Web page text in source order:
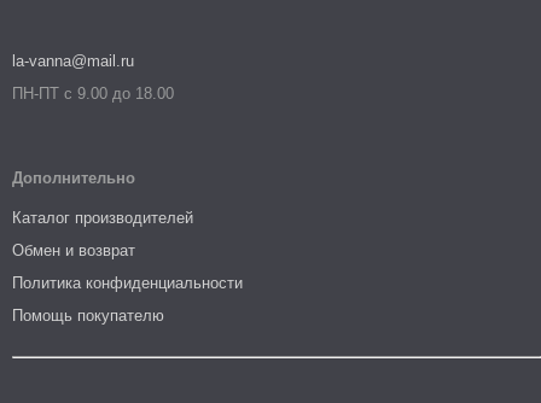
la-vanna@mail.ru
ПН-ПТ с 9.00 до 18.00
Дополнительно
Каталог производителей
Обмен и возврат
Политика конфиденциальности
Помощь покупателю